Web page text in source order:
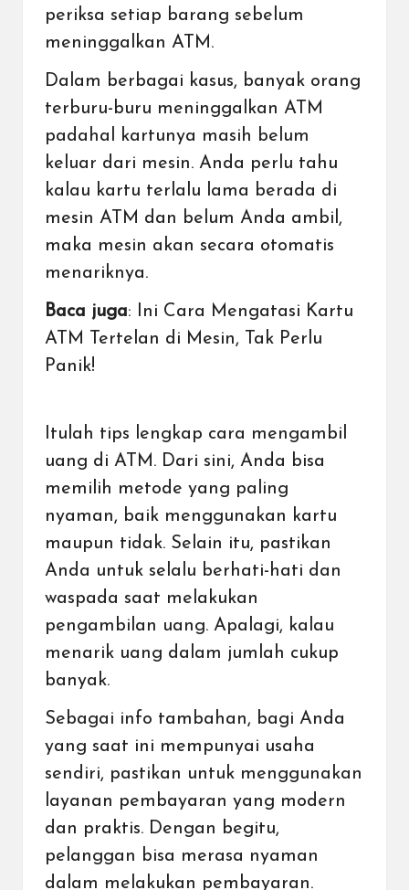
periksa setiap barang sebelum
meninggalkan ATM.
Dalam berbagai kasus, banyak orang
terburu-buru meninggalkan ATM
padahal kartunya masih belum
keluar dari mesin. Anda perlu tahu
kalau kartu terlalu lama berada di
mesin ATM dan belum Anda ambil,
maka mesin akan secara otomatis
menariknya.
Baca juga:
Ini Cara Mengatasi Kartu
ATM Tertelan di Mesin, Tak Perlu
Panik!
Itulah tips lengkap cara mengambil
uang di ATM. Dari sini, Anda bisa
memilih metode yang paling
nyaman, baik menggunakan kartu
maupun tidak. Selain itu, pastikan
Anda untuk selalu berhati-hati dan
waspada saat melakukan
pengambilan uang. Apalagi, kalau
menarik uang dalam jumlah cukup
banyak.
Sebagai info tambahan, bagi Anda
yang saat ini mempunyai usaha
sendiri, pastikan untuk menggunakan
layanan pembayaran yang modern
dan praktis. Dengan begitu,
pelanggan bisa merasa nyaman
dalam melakukan pembayaran.